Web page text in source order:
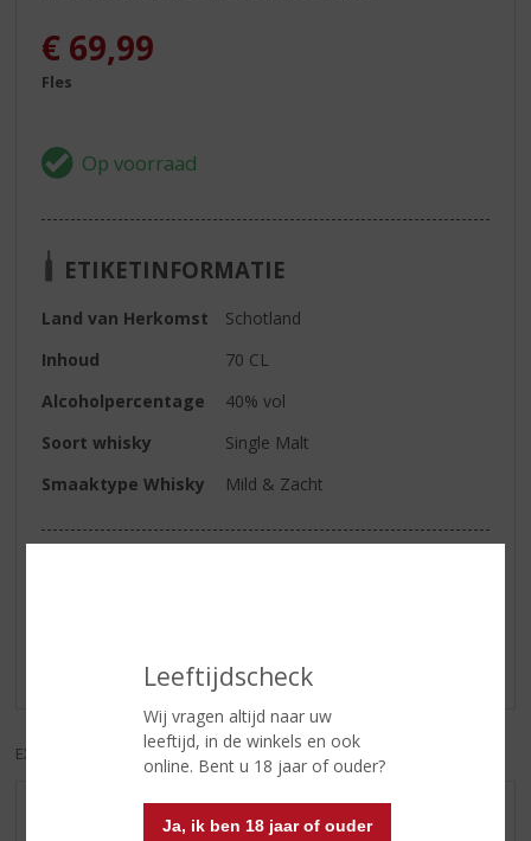
Leeftijdscheck
Wij vragen altijd naar uw
leeftijd, in de winkels en ook
online. Bent u 18 jaar of ouder?
Ja, ik ben 18 jaar of ouder
€ 69,99
Fles
ETIKETINFORMATIE
Land van Herkomst
Schotland
Inhoud
70 CL
Alcoholpercentage
40% vol
Soort whisky
Single Malt
Smaaktype Whisky
Mild & Zacht
Er zijn nog geen reviews geplaatst voor dit product
EXCL. BTW INCL. BTW
AANBIEDINGEN